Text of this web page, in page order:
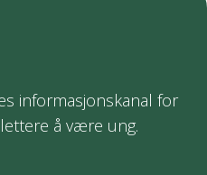
informasjonskanal for
å være ung.